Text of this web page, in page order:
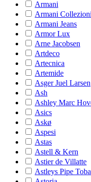
Armani
Armani Collezioni
Armani Jeans
Armor Lux
Arne Jacobsen
Artdeco
Artecnica
Artemide
Asger Juel Larsen
Ash
Ashley Marc
Asics
Askø
Aspesi
Astas
Astell & Kern
Astier de Villatte
Astleys Pipe